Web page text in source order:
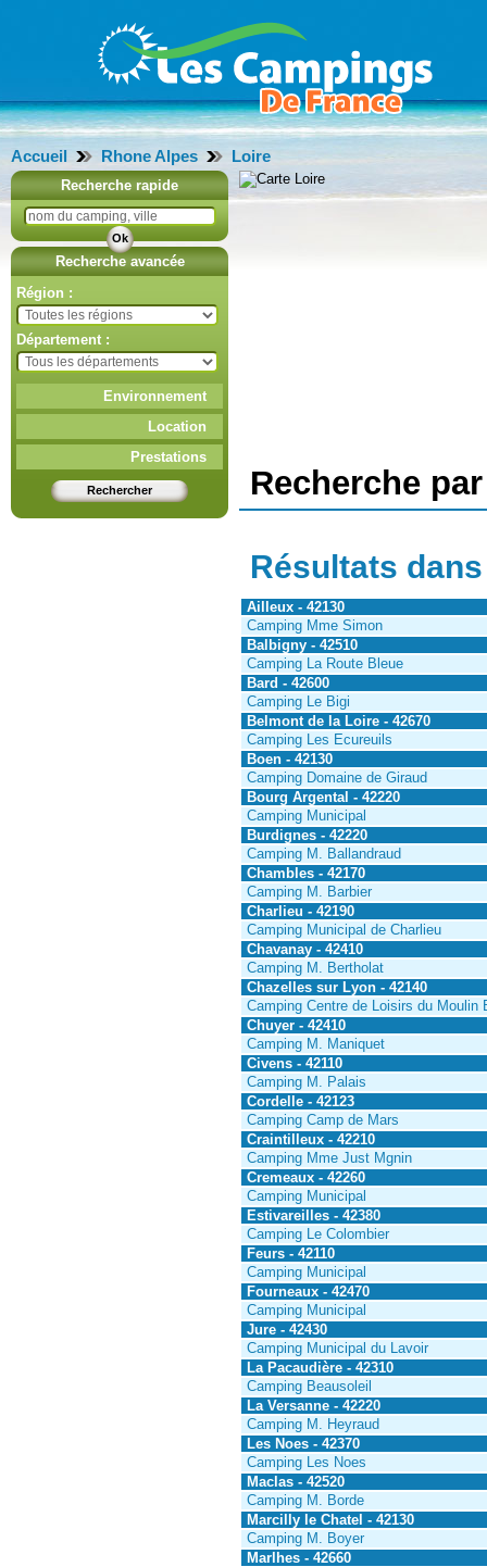
Accueil Rhone Alpes Loire
Recherche rapide
Recherche avancée
Région :
Département :
Environnement
Location
Prestations
Recherche
Résultats
Ailleux - 42130
Camping Mme Simon
Balbigny - 42510
Camping La Route Bleue
Bard - 42600
Camping Le Bigi
Belmont de la Loire - 42670
Camping Les Ecureuils
Boen - 42130
Camping Domaine de Giraud
Bourg Argental - 42220
Camping Municipal
Burdignes - 42220
Camping M. Ballandraud
Chambles - 42170
Camping M. Barbier
Charlieu - 42190
Camping Municipal de Charlieu
Chavanay - 42410
Camping M. Bertholat
Chazelles sur Lyon - 42140
Camping Centre de Loisirs du Moulin
Chuyer - 42410
Camping M. Maniquet
Civens - 42110
Camping M. Palais
Cordelle - 42123
Camping Camp de Mars
Craintilleux - 42210
Camping Mme Just Mgnin
Cremeaux - 42260
Camping Municipal
Estivareilles - 42380
Camping Le Colombier
Feurs - 42110
Camping Municipal
Fourneaux - 42470
Camping Municipal
Jure - 42430
Camping Municipal du Lavoir
La Pacaudière - 42310
Camping Beausoleil
La Versanne - 42220
Camping M. Heyraud
Les Noes - 42370
Camping Les Noes
Maclas - 42520
Camping M. Borde
Marcilly le Chatel - 42130
Camping M. Boyer
Marlhes - 42660